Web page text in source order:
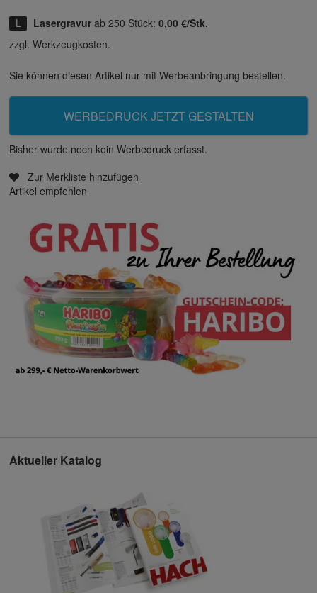
Lasergravur ab 250 Stück:0,00 €/Stk.
zzgl. Werkzeugkosten.
Sie können diesen Artikel nur mit Werbeanbringung bestellen.
WERBEDRUCK JETZT GESTALTEN
Bisher wurde noch kein Werbedruck erfasst.
Zur Merkliste hinzufügen
Artikel empfehlen
Aktueller Katalog